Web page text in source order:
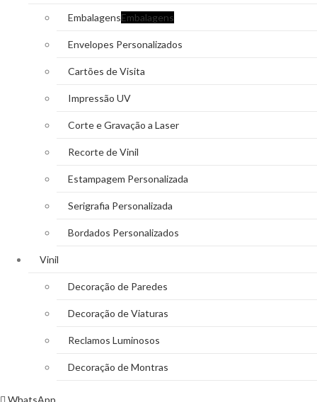
EmbalagensEmbalagens
Envelopes Personalizados
Cartões de Visita
Impressão UV
Corte e Gravação a Laser
Recorte de Vinil
Estampagem Personalizada
Serigrafia Personalizada
Bordados Personalizados
Vinil
Decoração de Paredes
Decoração de Viaturas
Reclamos Luminosos
Decoração de Montras
WhatsApp